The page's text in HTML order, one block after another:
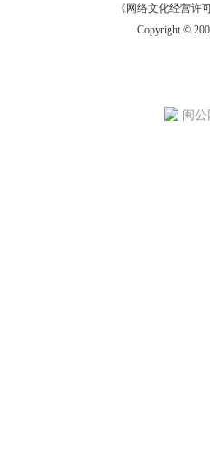
《网络文化经营许
Copyright ©
闽公